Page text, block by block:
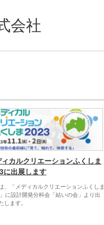
会社
ィカルクリエーションふくしま
に出展します
、「メディカルクリエーションふくしま
に設計開発分科会「結いの会」より出
します。